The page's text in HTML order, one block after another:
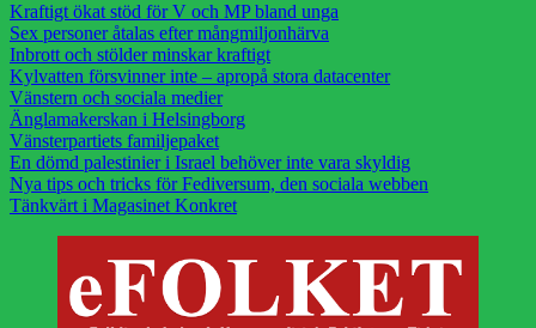
Kraftigt ökat stöd för V och MP bland unga
Sex personer åtalas efter mångmiljonhärva
Inbrott och stölder minskar kraftigt
Kylvatten försvinner inte – apropå stora datacenter
Vänstern och sociala medier
Änglamakerskan i Helsingborg
Vänsterpartiets familjepaket
En dömd palestinier i Israel behöver inte vara skyldig
Nya tips och tricks för Fediversum, den sociala webben
Tänkvärt i Magasinet Konkret